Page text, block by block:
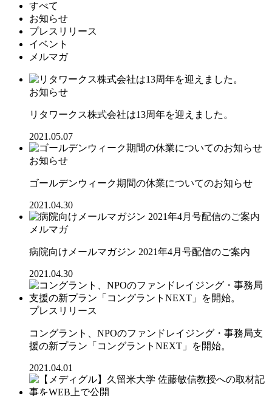
すべて
お知らせ
プレスリリース
イベント
メルマガ
お知らせ
リタワークス株式会社は13周年を迎えました。
2021.05.07
お知らせ
ゴールデンウィーク期間の休業についてのお知らせ
2021.04.30
メルマガ
病院向けメールマガジン 2021年4月号配信のご案内
2021.04.30
プレスリリース
コングラント、NPOのファンドレイジング・事務局支
援の新プラン「コングラントNEXT」を開始。
2021.04.01